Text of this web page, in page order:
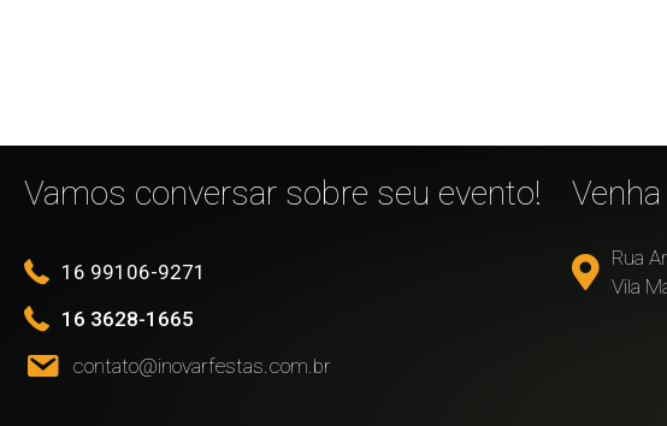
Vamos conversar sobre seu evento!
16 99106-9271
16 3628-1665
contato@inovarfestas.com.br
Rua
Vila